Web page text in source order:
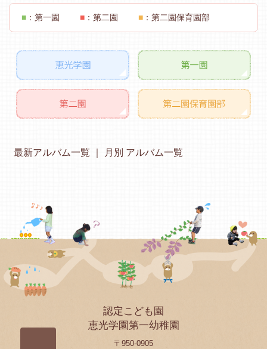
■ ：第一園 ■ ：第二園 ■ ：第二園保育園部
最新アルバム一覧 月別 アルバム一覧
認定こども園
恵光学園第一幼稚園
〒950-0905